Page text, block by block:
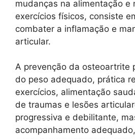
mudanças na alimentação e
exercícios físicos, consiste
combater a inflamação e
articular.
A prevenção da osteoartrite
do peso adequado, prática
exercícios, alimentação
de traumas e lesões
progressiva e debilitante,
acompanhamento